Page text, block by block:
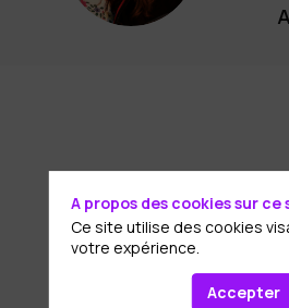
A propos des cookies sur ce
Ce site utilise des cookies
votre expérience.
Accepter